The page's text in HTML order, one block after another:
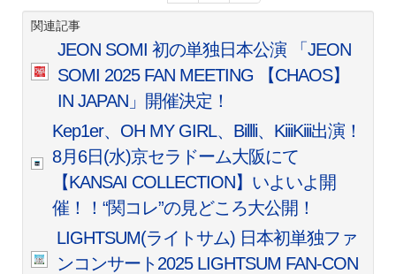
関連記事
JEON SOMI 初の単独日本公演 「JEON
SOMI 2025 FAN MEETING 【CHAOS】
IN JAPAN」開催決定！
Kep1er、OH MY GIRL、Billli、KiiiKiii出演！
8月6日(水)京セラドーム大阪にて
【KANSAI COLLECTION】いよいよ開
催！！“関コレ”の見どころ大公開！
LIGHTSUM(ライトサム) 日本初単独ファ
ンコンサート2025 LIGHTSUM FAN-CON